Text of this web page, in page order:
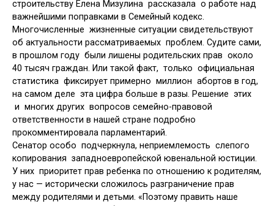
строительству Елена Мизулина рассказала о работе над
важнейшими поправками в Семейный кодекс.
Многочисленные жизненные ситуации свидетельствуют
об актуальности рассматриваемых проблем. Судите сами,
в прошлом году были лишены родительских прав около
40 тысяч граждан. Или такой факт, только официальная
статистика фиксирует примерно миллион абортов в год,
на самом деле эта цифра больше в разы. Решение этих
и многих других вопросов семейно-правовой
ответственности в нашей стране подробно
прокомментировала парламентарий.
Сенатор особо подчеркнула, неприемлемость слепого
копирования западноевропейской ювенальной юстиции.
У них приоритет прав ребенка по отношению к родителям,
у нас — исторически сложилось разграничение прав
между родителями и детьми. «Поэтому править наше